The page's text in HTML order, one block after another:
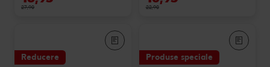
27,90 22,90
Reducere Produse speciale